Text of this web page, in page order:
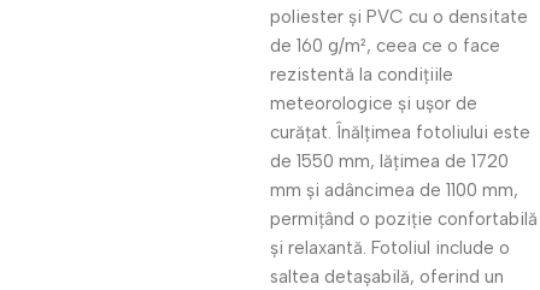
poliester și PVC cu o densitate
de 160 g/m², ceea ce o face
rezistentă la condițiile
meteorologice și ușor de
curățat. Înălțimea fotoliului este
de 1550 mm, lățimea de 1720
mm și adâncimea de 1100 mm,
permițând o poziție confortabilă
și relaxantă. Fotoliul include o
saltea detașabilă, oferind un